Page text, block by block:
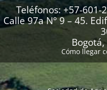
Teléfonos: +57-
Calle 97a N° 9 – 45.
Cómo llegar